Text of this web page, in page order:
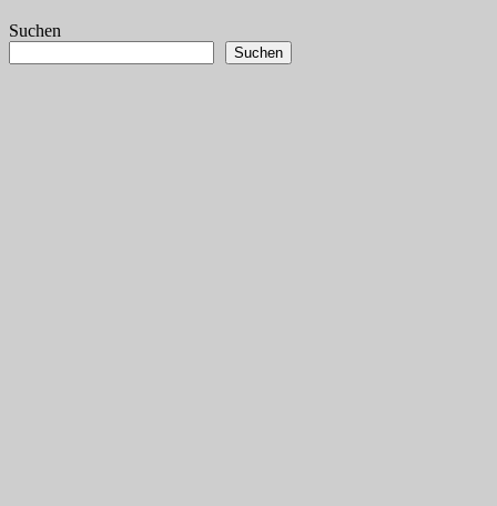
Suchen
Suchen